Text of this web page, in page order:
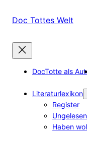
InhaltDoc Tottes Welt
DocTotte als
Literaturlexikon
Register
Ungelesen
Haben